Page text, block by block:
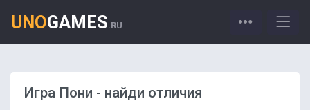
UNOGAMES.RU
Игра Пони - найди отличия